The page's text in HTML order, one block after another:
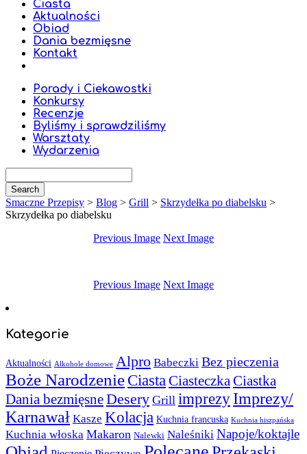
Ciasta
Aktualności
Obiad
Dania bezmięsne
Kontakt
Porady i Ciekawostki
Konkursy
Recenzje
Byliśmy i sprawdziliśmy
Warsztaty
Wydarzenia
Smaczne Przepisy > Blog > Grill > Skrzydełka po diabelsku >
Skrzydełka po diabelsku
Previous Image Next Image
Previous Image Next Image
Kategorie
Aktualności Alkohole domowe Alpro Babeczki Bez pieczenia
Boże NarodzenieCiastaCiasteczkaCiastka
Dania bezmięsneDesery Grill imprezy Imprezy/
Karnawał Kasze Kolacja Kuchnia francuska Kuchnia hiszpańska
Kuchnia włoska Makaron Nalewki Naleśniki Napoje/koktajle